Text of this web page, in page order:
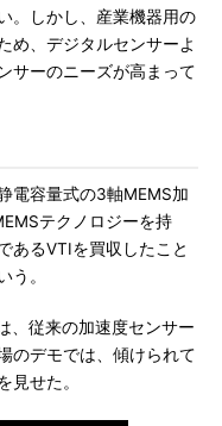
。しかし、産業機器用の
め、デジタルセンサーよ
サーのニーズが高まって
電容量式の3軸MEMS加
テクノロジーを持
あるVTIを買収したこと
う。
、従来の加速度センサー
のデモでは、傾けられて
見せた。